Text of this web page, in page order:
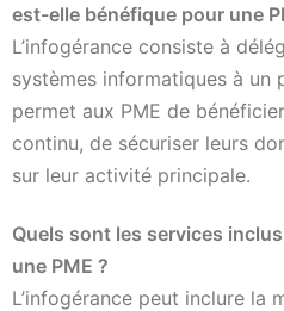
est-elle bénéfique pour une
L’infogérance consiste à
systèmes informatiques à un
permet aux PME de
continu, de sécuriser leurs
sur leur activité principale.
Quels sont les services
une PME ?
L’infogérance peut inclure la